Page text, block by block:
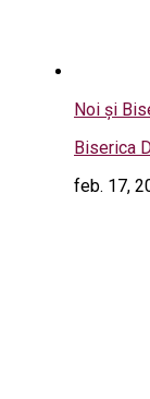
Noi și
Biserica
feb. 17,